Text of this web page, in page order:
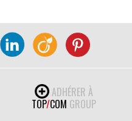
ADHÉRER À
TOP/COM GROUP